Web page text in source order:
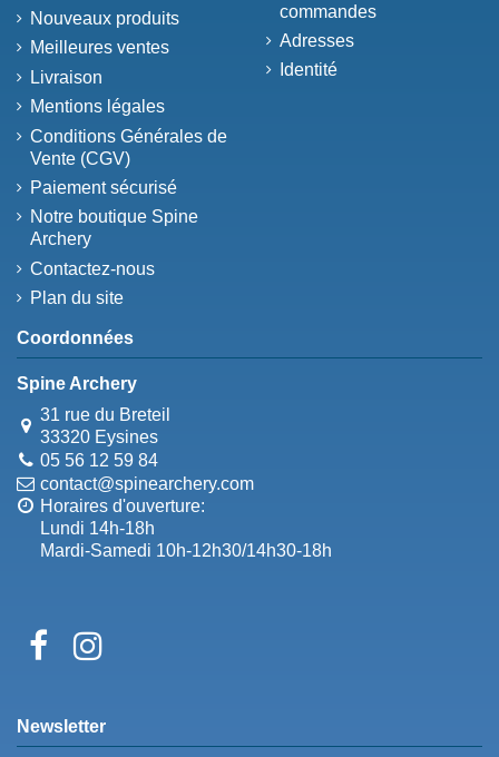
Nouveaux produits
Meilleures ventes
Livraison
Mentions légales
Conditions Générales de
Vente (CGV)
Paiement sécurisé
Notre boutique Spine
Archery
Contactez-nous
Plan du site
commandes
Adresses
Identité
Coordonnées
Spine Archery
31 rue du Breteil
33320 Eysines
05 56 12 59 84
contact@spinearchery.com
Horaires d'ouverture:
Lundi 14h-18h
Mardi-Samedi 10h-12h30/14h30-18h
Newsletter